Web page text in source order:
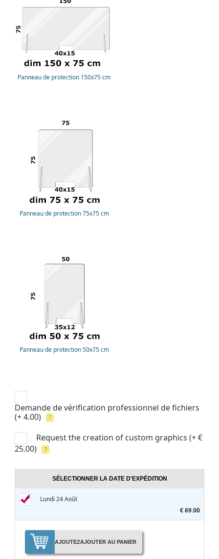
Panneau de protection 150x75 cm
Panneau de protection 75x75 cm
Panneau de protection 50x75 cm
Demande de vérification professionnel de fichiers
(+ 4.00)
?
Request the creation of custom graphics (+ €
25.00)
?
SÉLECTIONNER LA DATE D'EXPÉDITION
Lundi 24 Août
€ 69.00
AJOUTEZAJOUTER AU PANIER